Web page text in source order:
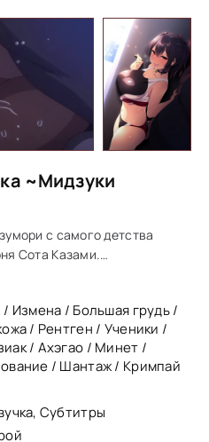
~Мидзуки
с самого детства
Сота Казами.
Они дают обещание друг
/ Измена / Большая грудь /
/ Рентген / Ученики /
/ Ахэгао / Минет /
/ Шантаж / Кримпай
Субтитры